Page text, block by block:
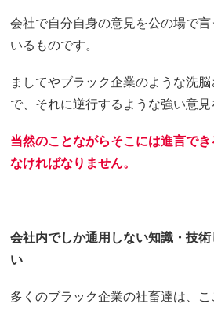
会社で自分自身の意見を公の場で
いるものです。
ましてやブラック企業のような洗
で、それに逆行するような強い意見
当然のことながらそこには進言で
なければなりません。
会社内でしか通用しない知識・技
い
多くのブラック企業の社畜達は、こ